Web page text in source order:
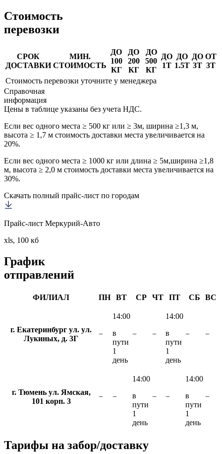
Стоимость
перевозки
СРОК
ДОСТАВКИ
МИН.
СТОИМОСТЬ
ДО
100
КГ
ДО
200
КГ
ДО
500
КГ
ДО
1Т
ДО
1.5Т
ДО
3Т
ОТ
3Т
Стоимость перевозки уточните у менеджера
Справочная
информация
Цены в таблице указаны без учета НДС.
Если вес одного места ≥ 500 кг или ≥ 3м, ширина ≥1,3 м,
высота ≥ 1,7 м стоимость доставки места увеличивается на
20%.
Если вес одного места ≥ 1000 кг или длина ≥ 5м,ширина ≥1,8
м, высота ≥ 2,0 м стоимость доставки места увеличивается на
30%.
Скачать полный прайс-лист по городам
Прайс-лист Меркурий-Авто
xls, 100 кб
График
отправлений
ФИЛИАЛ ПН ВТ СР ЧТ ПТ СБ ВС
г. Екатеринбург ул. ул.
Лукиных, д. 3Г
−
14:00
в
пути
1
день
− −
14:00
в
пути
1
день
− −
г. Тюмень ул. Ямская,
101 корп. 3
− −
14:00
в
пути
1
день
− −
14:00
в
пути
1
день
−
Тарифы на забор/доставку